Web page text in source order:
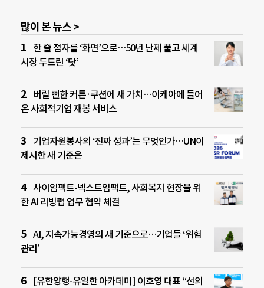
많이 본 뉴스 >
한 줄 점자를 ‘화면’으로…50년 난제 풀고 세계
시장 두드린 ‘닷’
버릴 뻔한 커튼·쿠션에 새 가치…이케아에 들어
온 사회적기업 재봉 서비스
기업자원봉사의 ‘진짜 성과’는 무엇인가…UN이
제시한 새 기준은
사이임팩트-넥스트임팩트, 사회복지 현장을 위
한 AI 리빙랩 업무 협약 체결
AI, 지속가능경영의 새 기준으로…기업들 ‘위험
관리’
[유한양행-유일한 아카데미] 이호영 대표 “선의